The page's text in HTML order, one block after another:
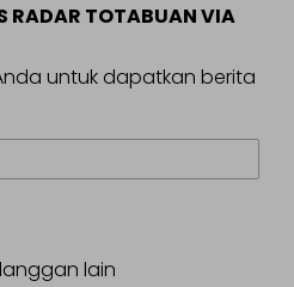
RADAR TOTABUAN VIA
untuk dapatkan berita
lain